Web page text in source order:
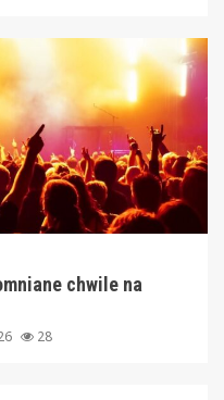
chwile na
28